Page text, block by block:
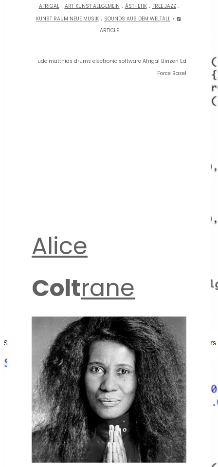
AFRIGAL. ART KUNST ALLGEMEIN . ÄSTHETIK. FREE JAZZ.
KUNST RAUM NEUE MUSIK. SOUNDS AUS DEM WELTALL
ARTICLE
udo matthias drums electronic software Afrigal Binzen Ed
Force Basel
Alice
Coltrane